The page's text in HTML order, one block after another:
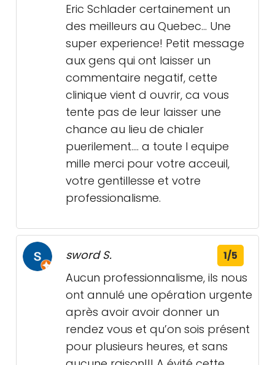
Eric Schlader certainement un
des meilleurs au Quebec... Une
super experience! Petit message
aux gens qui ont laisser un
commentaire negatif, cette
clinique vient d ouvrir, ca vous
tente pas de leur laisser une
chance au lieu de chialer
puerilement.... a toute l equipe
mille merci pour votre acceuil,
votre gentillesse et votre
professionalisme.
sword S. 1/5
Aucun professionnalisme, ils nous
ont annulé une opération urgente
après avoir avoir donner un
rendez vous et qu’on sois présent
pour plusieurs heures, et sans